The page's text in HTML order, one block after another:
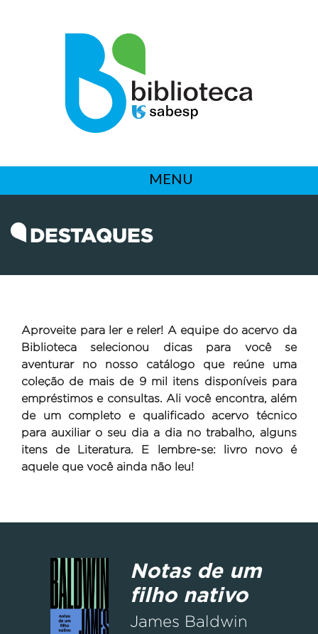
MENU
DESTAQUES
Aproveite para ler e reler! A equipe do acervo da
Biblioteca selecionou dicas para você se
aventurar no nosso catálogo que reúne uma
coleção de mais de 9 mil itens disponíveis para
empréstimos e consultas. Ali você encontra, além
de um completo e qualificado acervo técnico
para auxiliar o seu dia a dia no trabalho, alguns
itens de Literatura. E lembre-se: livro novo é
aquele que você ainda não leu!
Notas de um
filho nativo
James Baldwin